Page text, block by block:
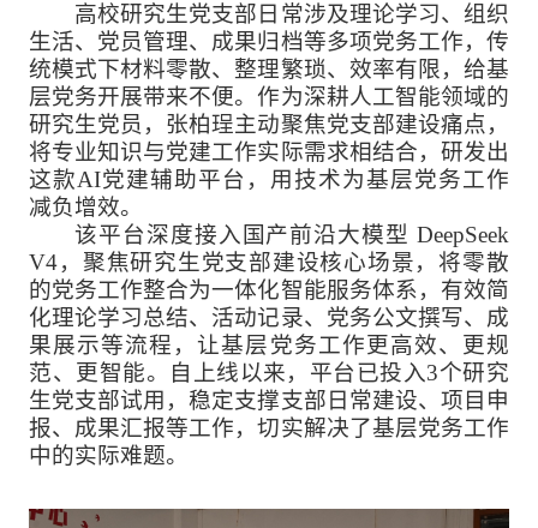
高校研究生党支部日常涉及理论学习、组织
生活、党员管理、成果归档等多项党务工作，传
统模式下材料零散、整理繁琐、效率有限，给基
层党务开展带来不便。作为深耕人工智能领域的
研究生党员，张柏珵主动聚焦党支部建设痛点，
将专业知识与党建工作实际需求相结合，研发出
这款AI党建辅助平台，用技术为基层党务工作
减负增效。
该平台深度接入国产前沿大模型 DeepSeek
V4，聚焦研究生党支部建设核心场景，将零散
的党务工作整合为一体化智能服务体系，有效简
化理论学习总结、活动记录、党务公文撰写、成
果展示等流程，让基层党务工作更高效、更规
范、更智能。自上线以来，平台已投入3个研究
生党支部试用，稳定支撑支部日常建设、项目申
报、成果汇报等工作，切实解决了基层党务工作
中的实际难题。